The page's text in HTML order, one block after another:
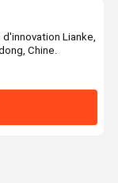
Lianke,
Chine.